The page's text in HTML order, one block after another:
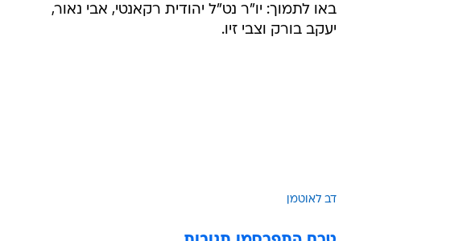
באו לתמוך: יו"ר נט"ל יהודית רקאנטי, אבי נאור,
יעקב בורק וצבי זיו.
דב לאוטמן